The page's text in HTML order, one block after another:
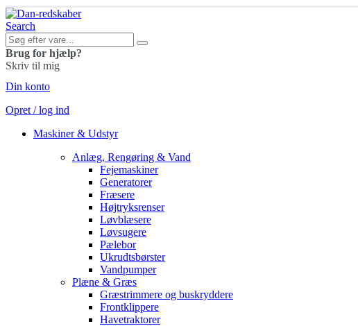
Search
Brug for hjælp?
Skriv til mig
Din konto
Opret / log ind
Maskiner & Udstyr
Anlæg, Rengøring & Vand
Fejemaskiner
Generatorer
Fræsere
Højtryksrenser
Løvblæsere
Løvsugere
Pælebor
Ukrudtsbørster
Vandpumper
Plæne & Græs
Græstrimmere og buskryddere
Frontklippere
Havetraktorer